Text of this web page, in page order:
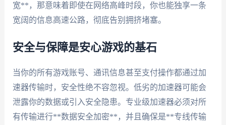
宽**，那意味着即使在网络高峰时段，你也能独享一条
宽阔的信息高速公路，彻底告别拥挤堵塞。
安全与保障是安心游戏的基石
当你的所有游戏账号、通讯信息甚至支付操作都通过加
速器传输时，安全性绝不容忽视。低劣的加速器可能会
泄露你的数据或引入安全隐患。专业级加速器必须对所
有传输进行**数据安全加密**，并且确保是**专线传输